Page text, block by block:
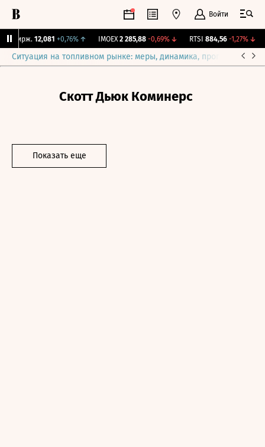
Войти
Бирж. 12,081 +0,76%↑ IMOEX 2 285,88 -0,69%↓ RTSI 884,56 -1,27%↓
Ситуация на топливном рынке: меры, динамика, прогнозы
Скотт Дьюк Коминерс
Показать еще